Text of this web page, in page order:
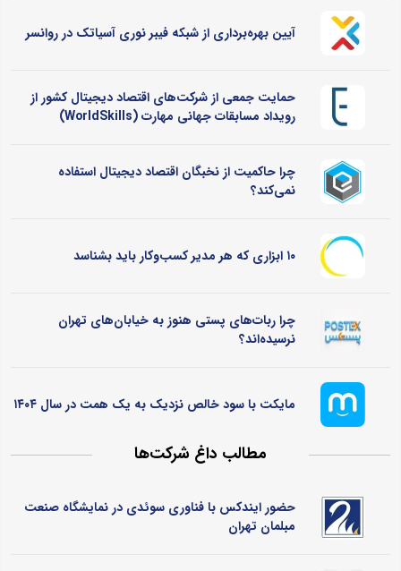
آیین بهره‌برداری از شبکه فیبر نوری آسیاتک در روانسر
حمایت جمعی از شرکت‌های اقتصاد دیجیتال کشور از
رویداد مسابقات جهانی مهارت (WorldSkills)
چرا حاکمیت از نخبگان اقتصاد دیجیتال استفاده
نمی‌کند؟
۱۰ ابزاری که هر مدیر کسب‌وکار باید بشناسد
چرا ربات‌های پستی هنوز به خیابان‌های تهران
نرسیده‌اند؟
مایکت با سود خالص نزدیک به یک همت در سال ۱۴۰۴
مطالب داغ شرکت‌ها
حضور ایندکس با فناوری سوئدی در نمایشگاه صنعت
مبلمان تهران